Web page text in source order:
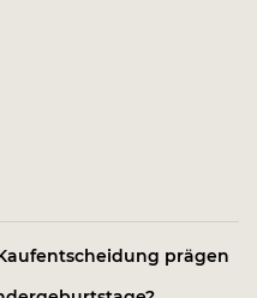
prägen